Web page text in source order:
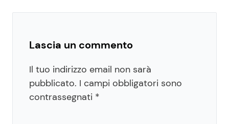
Lascia un commento
Il tuo indirizzo email non sarà
pubblicato. I campi obbligatori sono
contrassegnati *